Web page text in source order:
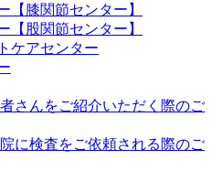
【膝関節センター】
【股関節センター】
ケアセンター
さんをご紹介いただく際のご
に検査をご依頼される際のご